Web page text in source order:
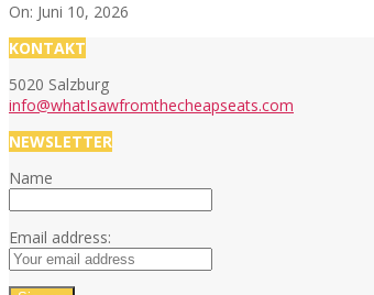
On: Juni 10, 2026
KONTAKT
5020 Salzburg
info@whatIsawfromthecheapseats.com
NEWSLETTER
Name
Email address: